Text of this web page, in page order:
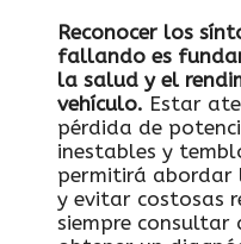
Reconocer los
fallando es
la salud y el
vehículo. Estar
pérdida de
inestables y
permitirá abordar
y evitar costosas
siempre